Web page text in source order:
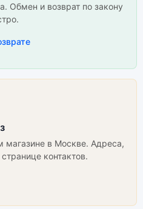
Обмен и возврат по закону
магазине в Москве. Адреса,
контактов.